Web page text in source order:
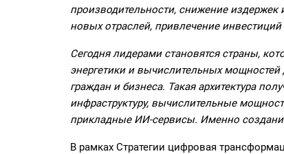
производительности, снижение
новых отраслей, привлечение
Сегодня лидерами становятся страны,
энергетики и вычислительных
граждан и бизнеса. Такая архитектура
инфраструктуру, вычислительные
прикладные ИИ-сервисы. Именно
В рамках Стратегии цифровая